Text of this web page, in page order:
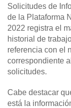
Solicitudes de
de la Plataforma
2022 registra el
historial de
referencia con el
correspondiente
solicitudes.
Cabe destacar
está la